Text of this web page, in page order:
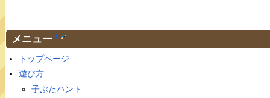
メニュー †
トップページ
遊び方
子ぶたハント